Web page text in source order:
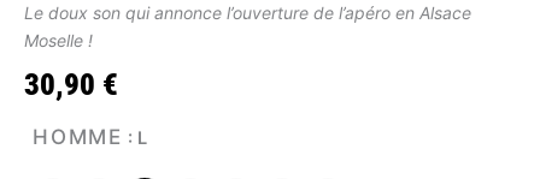
Le doux son qui annonce l’ouverture de l’apéro en Alsace
Moselle !
30,90 €
HOMME : L
de